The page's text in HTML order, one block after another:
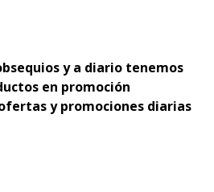
y a diario tenemos
en promoción
y promociones diarias